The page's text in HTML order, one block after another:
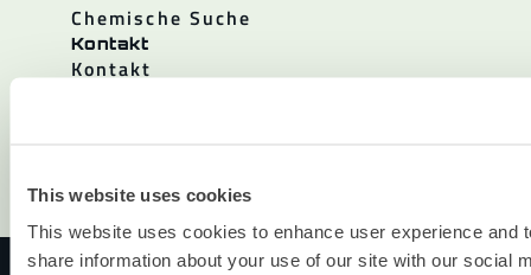
This website uses cookies
This website uses cookies to enhance user experience
share information about your use of our site with our social
Chemische Suche
Kontakt
Kontakt
Wo man kaufen kann
© 2026 LAKELAND INC. ALLE RECHTE VORBEHALTEN.